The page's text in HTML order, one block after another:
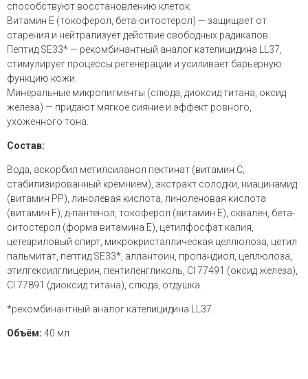
способствуют восстановлению клеток.
Витамин E (токоферол, бета-ситостерол) — защищает от
старения и нейтрализует действие свободных радикалов.
Пептид SE33* — рекомбинантный аналог кателицидина LL37,
стимулирует процессы регенерации и усиливает барьерную
функцию кожи.
Минеральные микропигменты (слюда, диоксид титана, оксид
железа) — придают мягкое сияние и эффект ровного,
ухоженного тона.
Состав:
Вода, аскорбил метилсиланол пектинат (витамин С,
стабилизированный кремнием), экстракт солодки, ниацинамид
(витамин PP), линолевая кислота, линоленовая кислота
(витамин F), д-пантенол, токоферол (витамин E), сквален, бета-
ситостерол (форма витамина E), цетилфосфат калия,
цетеариловый спирт, микрокристаллическая целлюлоза, цетил
пальмитат, пептид SE33*, аллантоин, пропандиол, целлюлоза,
этилгексилглицерин, пентиленгликоль, CI 77491 (оксид железа),
CI 77891 (диоксид титана), слюда, отдушка.
*рекомбинантный аналог кателицидина LL37.
Объём: 40 мл